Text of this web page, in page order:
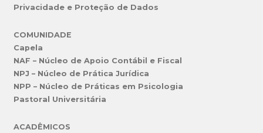
Privacidade e Proteção de Dados
COMUNIDADE
Capela
NAF – Núcleo de Apoio Contábil e Fiscal
NPJ – Núcleo de Prática Jurídica
NPP – Núcleo de Práticas em Psicologia
Pastoral Universitária
ACADÊMICOS